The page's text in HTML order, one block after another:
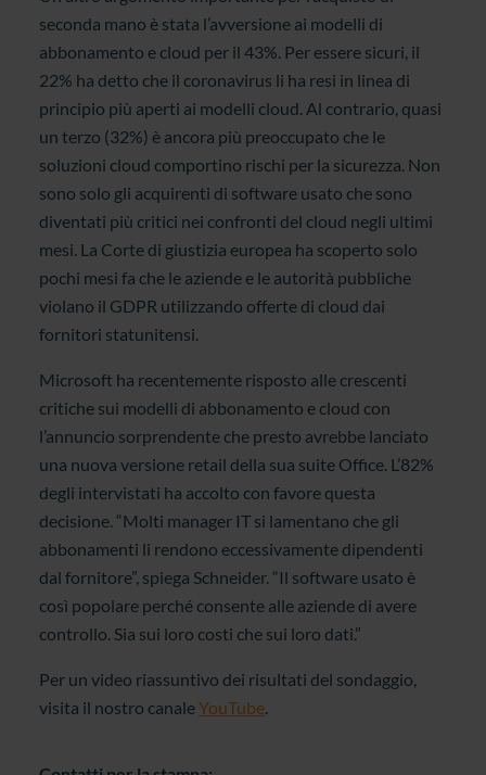
seconda mano è stata l’avversione ai modelli di
abbonamento e cloud per il 43%. Per essere sicuri, il
22% ha detto che il coronavirus li ha resi in linea di
principio più aperti ai modelli cloud. Al contrario, quasi
un terzo (32%) è ancora più preoccupato che le
soluzioni cloud comportino rischi per la sicurezza. Non
sono solo gli acquirenti di software usato che sono
diventati più critici nei confronti del cloud negli ultimi
mesi. La Corte di giustizia europea ha scoperto solo
pochi mesi fa che le aziende e le autorità pubbliche
violano il GDPR utilizzando offerte di cloud dai
fornitori statunitensi.
Microsoft ha recentemente risposto alle crescenti
critiche sui modelli di abbonamento e cloud con
l’annuncio sorprendente che presto avrebbe lanciato
una nuova versione retail della sua suite Office. L’82%
degli intervistati ha accolto con favore questa
decisione. “Molti manager IT si lamentano che gli
abbonamenti li rendono eccessivamente dipendenti
dal fornitore”, spiega Schneider. “Il software usato è
così popolare perché consente alle aziende di avere
controllo. Sia sui loro costi che sui loro dati.”
Per un video riassuntivo dei risultati del sondaggio,
visita il nostro canaleYouTube